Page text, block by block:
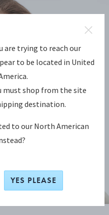
are trying to reach our
to be located in United
must shop from the site
destination.
to our North American
YES PLEASE